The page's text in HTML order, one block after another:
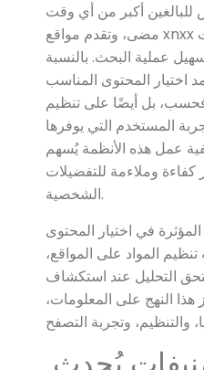
أكبر من أي وقت
مضى، وتقدم مواقع xnxx الحديثة آلاف التصنيفات
عملية البحث. بالنسبة
اختيار المحتوى المناسب
بل أيضًا على تنظيم
المستخدم التي يوفرها
عمل هذه الأنظمة يُسهم
وملاءمة للتفضيلات
الشخصية.
في اختيار المحتوى
المواد على المواقع،
التحليل عند استكشاف
هذا النهج على المعلومات،